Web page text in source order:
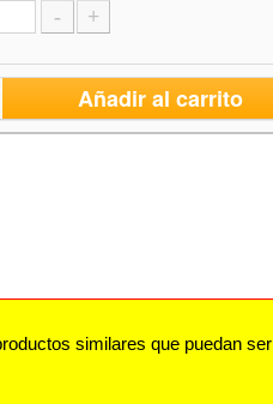
- +
Añadir al carrito
similares que puedan ser